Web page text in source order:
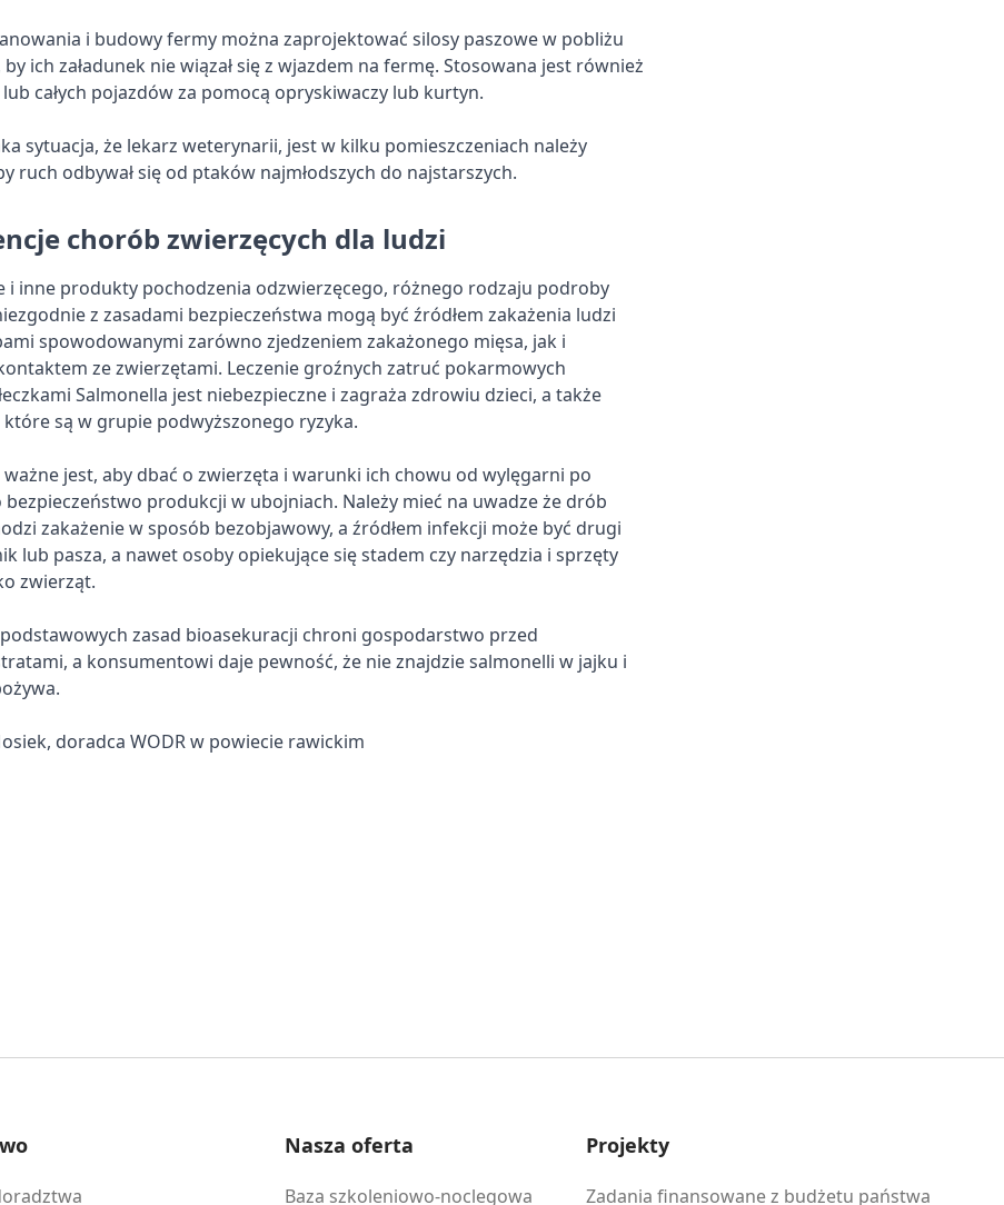
i budowy fermy można zaprojektować silosy paszowe w pobliżu
ich załadunek nie wiązał się z wjazdem na fermę. Stosowana jest również
lub całych pojazdów za pomocą opryskiwaczy lub kurtyn.
sytuacja, że lekarz weterynarii, jest w kilku pomieszczeniach należy
ruch odbywał się od ptaków najmłodszych do najstarszych.
chorób zwierzęcych dla ludzi
i inne produkty pochodzenia odzwierzęcego, różnego rodzaju podroby
z zasadami bezpieczeństwa mogą być źródłem zakażenia ludzi
spowodowanymi zarówno zjedzeniem zakażonego mięsa, jak i
ze zwierzętami. Leczenie groźnych zatruć pokarmowych
Salmonella jest niebezpieczne i zagraża zdrowiu dzieci, a także
są w grupie podwyższonego ryzyka.
jest, aby dbać o zwierzęta i warunki ich chowu od wylęgarni po
bezpieczeństwo produkcji w ubojniach. Należy mieć na uwadze że drób
zakażenie w sposób bezobjawowy, a źródłem infekcji może być drugi
lub pasza, a nawet osoby opiekujące się stadem czy narzędzia i sprzęty
zwierząt.
zasad bioasekuracji chroni gospodarstwo przed
a konsumentowi daje pewność, że nie znajdzie salmonelli w jajku i
doradca WODR w powiecie rawickim
Nasza oferta
Baza szkoleniowo-noclegowa
Projekty
Zadania finansowane z budżetu państwa